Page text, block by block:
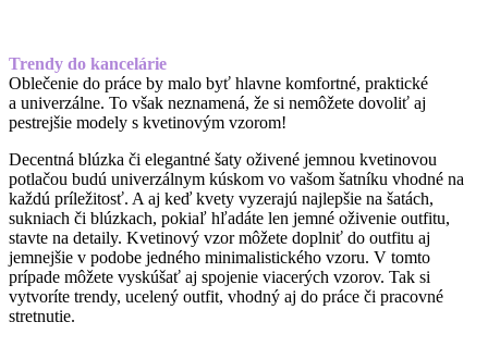
Trendy do kancelárie
Oblečenie do práce by malo byť hlavne komfortné, praktické
a univerzálne. To však neznamená, že si nemôžete dovoliť aj
pestrejšie modely s kvetinovým vzorom!
Decentná blúzka či elegantné šaty oživené jemnou kvetinovou
potlačou budú univerzálnym kúskom vo vašom šatníku vhodné na
každú príležitosť. A aj keď kvety vyzerajú najlepšie na šatách,
sukniach či blúzkach, pokiaľ hľadáte len jemné oživenie outfitu,
stavte na detaily. Kvetinový vzor môžete doplniť do outfitu aj
jemnejšie v podobe jedného minimalistického vzoru. V tomto
prípade môžete vyskúšať aj spojenie viacerých vzorov. Tak si
vytvoríte trendy, ucelený outfit, vhodný aj do práce či pracovné
stretnutie.